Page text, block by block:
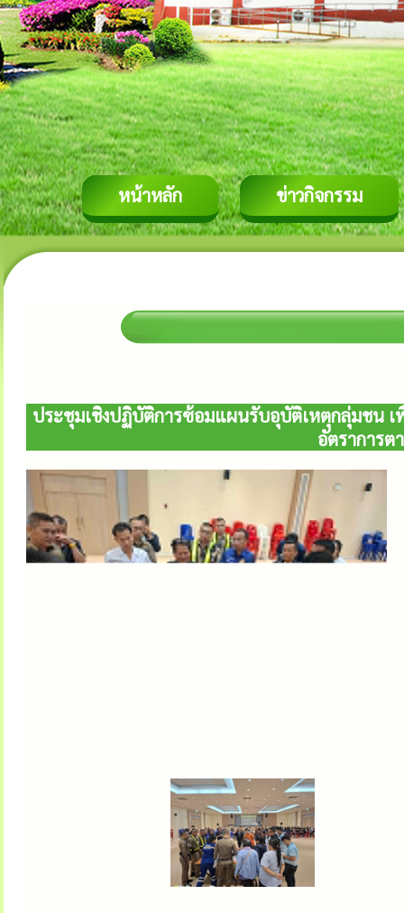
หน้าหลัก ข่าวกิจกรรม
ประชุมเชิงปฏิบัติการซ้อมแผนรับอุบัติเหตุกลุ่มชน
อัตราการต